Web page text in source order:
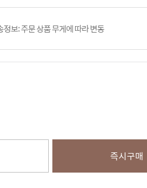
정보: 주문 상품 무게에 따라 변동
즉시구매